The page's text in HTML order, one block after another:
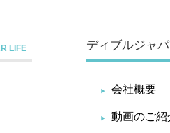
ディブルジャ
会社概要
動画のご紹